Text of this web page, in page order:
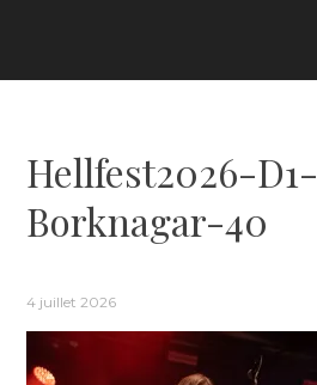
Hellfest2026-D1-
Borknagar-40
4 juillet 2026